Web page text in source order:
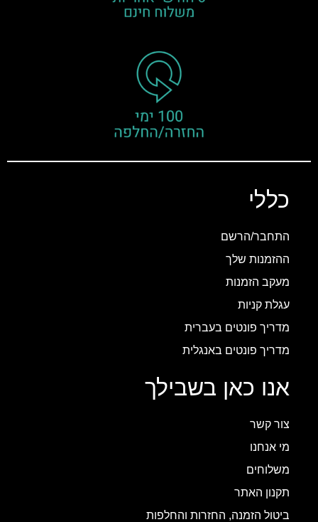
כללי
התחבר/הרשם
ההזמנות שלך
מעקב הזמנות
עגלת קניות
מדריך פונטים בעברית
מדריך פונטים באנגלית
אנו כאן בשבילך
צור קשר
מי אנחנו
משלוחים
תקנון האתר
ביטול הזמנה, החזרות והחלפות